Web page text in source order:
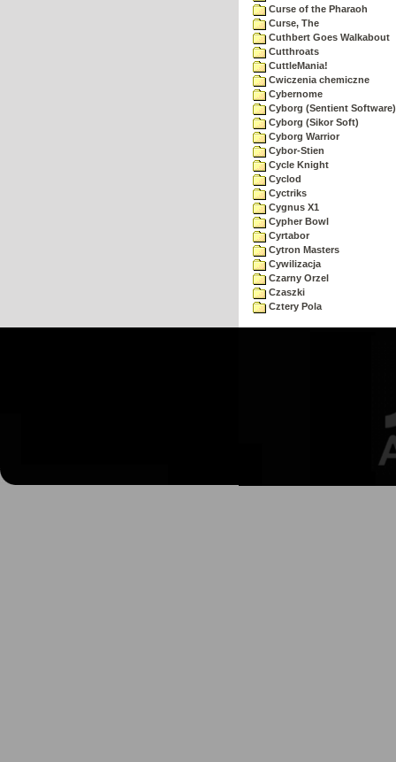
Curse of the Pharaoh
Curse, The
Cuthbert Goes Walkabout
Cutthroats
CuttleMania!
Cwiczenia chemiczne
Cybernome
Cyborg (Sentient Software)
Cyborg (Sikor Soft)
Cyborg Warrior
Cybor-Stien
Cycle Knight
Cyclod
Cyctriks
Cygnus X1
Cypher Bowl
Cyrtabor
Cytron Masters
Cywilizacja
Czarny Orzel
Czaszki
Cztery Pola